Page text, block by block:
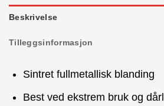
Beskrivelse
Tilleggsinformasjon
Sintret fullmetallisk blanding
Best ved ekstrem bruk og